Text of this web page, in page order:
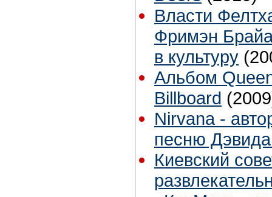
Власти
Фримэн
в культуру
Альбом
Billboard
Nirvana -
песню
Киевский